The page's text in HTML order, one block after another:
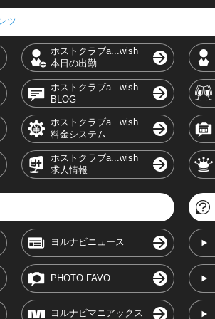
ツ
ホストクラブa...wish
本日の出勤
ホストクラブa...wish
BLOG
ホストクラブa...wish
料金システム
ホストクラブa...wish
求人情報
ヨルナビニュース
PHOTO FAVO
ヨルナビマニアックス